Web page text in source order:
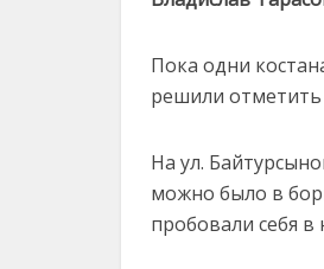
Пока одни
решили
На ул.
можно было в
пробовали себя в